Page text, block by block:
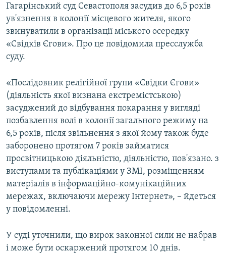
Гагарінський суд Севастополя засудив до 6,5 років
ув'язнення в колонії місцевого жителя, якого
звинуватили в організації міського осередку
«Свідків Єгови». Про це повідомила пресслужба
суду.
«Послідовник релігійної групи «Свідки Єгови»
(діяльність якої визнана екстремістською)
засуджений до відбування покарання у вигляді
позбавлення волі в колонії загального режиму на
6,5 років, після звільнення з якої йому також буде
заборонено протягом 7 років займатися
просвітницькою діяльністю, діяльністю, пов'язано. з
виступами та публікаціями у ЗМІ, розміщенням
матеріалів в інформаційно-комунікаційних
мережах, включаючи мережу Інтернет», – йдеться
у повідомленні.
У суді уточнили, що вирок законної сили не набрав
і може бути оскаржений протягом 10 днів.